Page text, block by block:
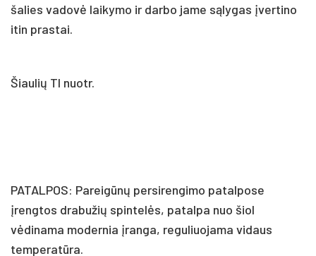
šalies vadovė laikymo ir darbo jame sąlygas įvertino
itin prastai.
Šiaulių TI nuotr.
PATALPOS: Pareigūnų persirengimo patalpose
įrengtos drabužių spintelės, patalpa nuo šiol
vėdinama modernia įranga, reguliuojama vidaus
temperatūra.